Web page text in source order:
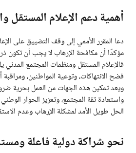
أهمية دعم الإعلام المستقل
دعا المقرر الأممي إلى وقف التضييق على
مؤكدًا أن مكافحة الإرهاب لا يجب أن تكون
فالإعلام المستقل ومنظمات المجتمع المدني
فضح الانتهاكات، وتوعية المواطنين، ومراقبة
ويعد تمكين هذه الجهات من العمل بحرية
واستعادة ثقة المجتمع، وتعزيز الحوار
الحل طويل الأمد لمشكلة الإرهاب وعدم
نحو شراكة دولية فاعلة